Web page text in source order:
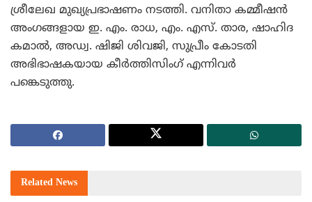
ശ്രീലേഖ മുഖ്യപ്രഭാഷണം നടത്തി. വനിതാ കമ്മീഷന്‍
അംഗങ്ങളായ ഇ. എം. രാധ, എം. എസ്. താര, ഷാഹിദ
കമാല്‍, അഡ്വ. ഷിജി ശിവജി, സുപ്രീം കോടതി
അഭിഭാഷകയായ കീര്‍ത്തിസിംഗ് എന്നിവര്‍
പങ്കെടുത്തു.
Related News